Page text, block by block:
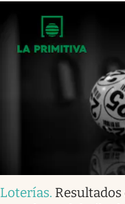
Loterías.